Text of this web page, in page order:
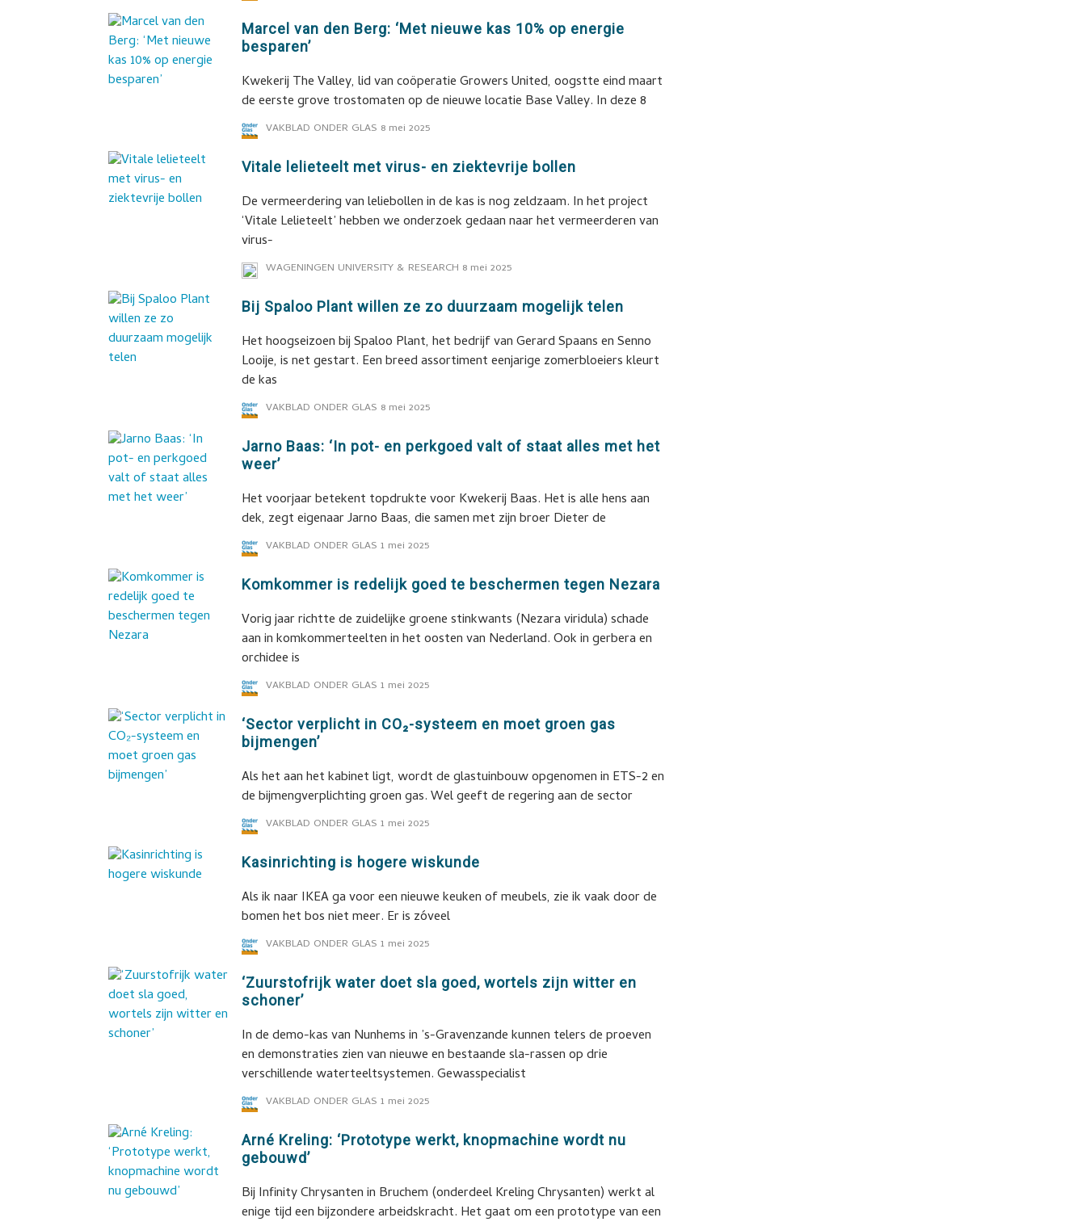
Marcel van den Berg: ‘Met nieuwe kas 10% op energie
besparen’
Kwekerij The Valley, lid van coöperatie Growers United, oogstte eind maart
de eerste grove trostomaten op de nieuwe locatie Base Valley. In deze 8
VAKBLAD ONDER GLAS 8 mei 2025
Vitale lelieteelt met virus- en ziektevrije bollen
De vermeerdering van leliebollen in de kas is nog zeldzaam. In het project
‘Vitale Lelieteelt’ hebben we onderzoek gedaan naar het vermeerderen van
virus-
WAGENINGEN UNIVERSITY & RESEARCH 8 mei 2025
Bij Spaloo Plant willen ze zo duurzaam mogelijk telen
Het hoogseizoen bij Spaloo Plant, het bedrijf van Gerard Spaans en Senno
Looije, is net gestart. Een breed assortiment eenjarige zomerbloeiers kleurt
de kas
VAKBLAD ONDER GLAS 8 mei 2025
Jarno Baas: ‘In pot- en perkgoed valt of staat alles met het
weer’
Het voorjaar betekent topdrukte voor Kwekerij Baas. Het is alle hens aan
dek, zegt eigenaar Jarno Baas, die samen met zijn broer Dieter de
VAKBLAD ONDER GLAS 1 mei 2025
Komkommer is redelijk goed te beschermen tegen Nezara
Vorig jaar richtte de zuidelijke groene stinkwants (Nezara viridula) schade
aan in komkommerteelten in het oosten van Nederland. Ook in gerbera en
orchidee is
VAKBLAD ONDER GLAS 1 mei 2025
‘Sector verplicht in CO₂-systeem en moet groen gas
bijmengen’
Als het aan het kabinet ligt, wordt de glastuinbouw opgenomen in ETS-2 en
de bijmengverplichting groen gas. Wel geeft de regering aan de sector
VAKBLAD ONDER GLAS 1 mei 2025
Kasinrichting is hogere wiskunde
Als ik naar IKEA ga voor een nieuwe keuken of meubels, zie ik vaak door de
bomen het bos niet meer. Er is zóveel
VAKBLAD ONDER GLAS 1 mei 2025
‘Zuurstofrijk water doet sla goed, wortels zijn witter en
schoner’
In de demo-kas van Nunhems in ’s-Gravenzande kunnen telers de proeven
en demonstraties zien van nieuwe en bestaande sla-rassen op drie
verschillende waterteeltsystemen. Gewasspecialist
VAKBLAD ONDER GLAS 1 mei 2025
Arné Kreling: ‘Prototype werkt, knopmachine wordt nu
gebouwd’
Bij Infinity Chrysanten in Bruchem (onderdeel Kreling Chrysanten) werkt al
enige tijd een bijzondere arbeidskracht. Het gaat om een prototype van een